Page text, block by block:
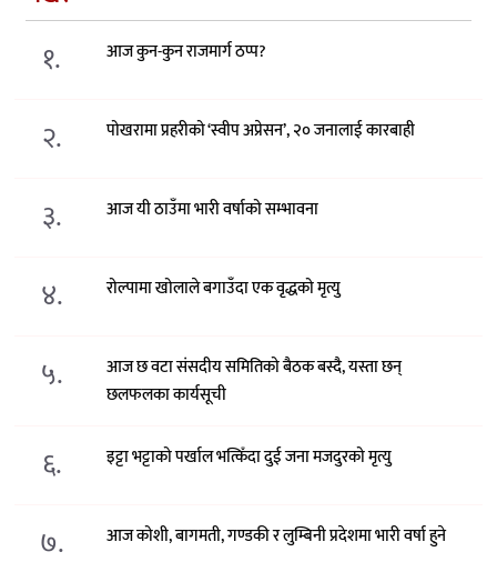
१. आज कुन-कुन राजमार्ग ठप्प?
२. पोखरामा प्रहरीको ‘स्वीप अप्रेसन’, २० जनालाई कारबाही
३. आज यी ठाउँमा भारी वर्षाको सम्भावना
४. रोल्पामा खोलाले बगाउँदा एक वृद्धको मृत्यु
५.
आज छ वटा संसदीय समितिको बैठक बस्दै, यस्ता छन्
छलफलका कार्यसूची
६. इट्टा भट्टाको पर्खाल भत्किँदा दुई जना मजदुरको मृत्यु
७. आज कोशी, बागमती, गण्डकी र लुम्बिनी प्रदेशमा भारी वर्षा हुने